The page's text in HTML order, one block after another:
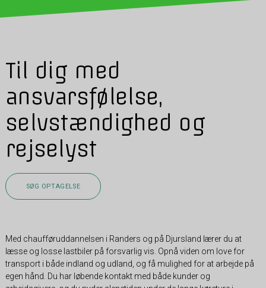
Til dig med
ansvarsfølelse,
selvstændighed og
rejselyst
SØG OPTAGELSE
Med chaufføruddannelsen i Randers og på Djursland lærer du at
læsse og losse lastbiler på forsvarlig vis. Opnå viden om love for
transport i både indland og udland, og få mulighed for at arbejde på
egen hånd. Du har løbende kontakt med både kunder og